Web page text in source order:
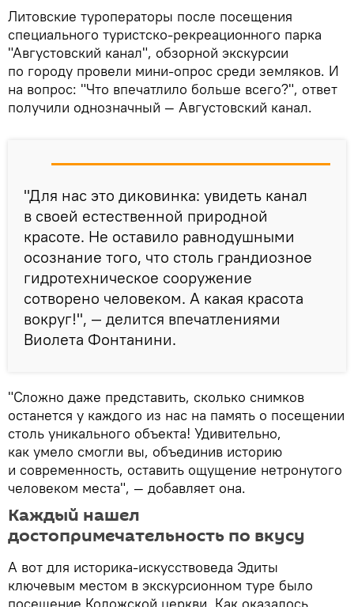
Литовские туроператоры после посещения
специального туристско-рекреационного парка
"Августовский канал", обзорной экскурсии
по городу провели мини-опрос среди земляков. И
на вопрос: "Что впечатлило больше всего?", ответ
получили однозначный — Августовский канал.
"Для нас это диковинка: увидеть канал
в своей естественной природной
красоте. Не оставило равнодушными
осознание того, что столь грандиозное
гидротехническое сооружение
сотворено человеком. А какая красота
вокруг!", — делится впечатлениями
Виолета Фонтанини.
"Сложно даже представить, сколько снимков
останется у каждого из нас на память о посещении
столь уникального объекта! Удивительно,
как умело смогли вы, объединив историю
и современность, оставить ощущение нетронутого
человеком места", — добавляет она.
Каждый нашел
достопримечательность по вкусу
А вот для историка-искусствоведа Эдиты
ключевым местом в экскурсионном туре было